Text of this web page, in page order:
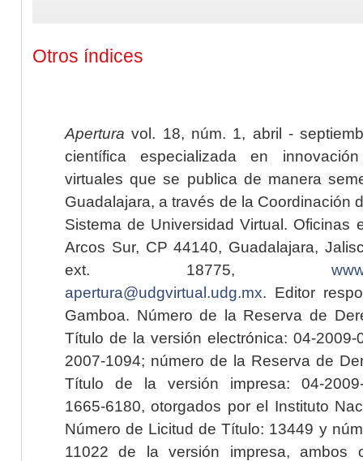
Otros índices
Apertura vol. 18, núm. 1, abril -
científica especializada en
virtuales que se publica de manera
Guadalajara, a través de la Coordinación
Sistema de Universidad Virtual. Oficinas
Arcos Sur, CP 44140, Guadalajara,
ext. 18775,
apertura@udgvirtual.udg.mx. Editor
Gamboa. Número de la Reserva de
Título de la versión electrónica: 04-2009-
2007-1094; número de la Reserva de
Título de la versión impresa: 04-2009-
1665-6180, otorgados por el Instituto
Número de Licitud de Título: 13449 y
11022 de la versión impresa, ambos